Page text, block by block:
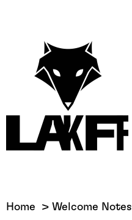
Home Welcome Notes